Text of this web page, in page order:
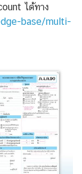
ได้ทาง
base/multi-